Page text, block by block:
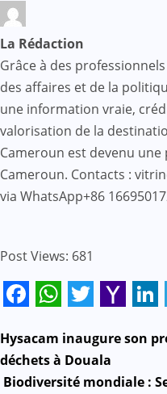
La Rédaction
Grâce à des
des affaires et de la
une information vraie,
valorisation de la
Cameroun est devenu
Cameroun. Contacts :
via WhatsApp+86
Post Views: 681
Mail
Navigation
de
Hysacam inaugure son
déchets à Douala
Biodiversité mondiale :